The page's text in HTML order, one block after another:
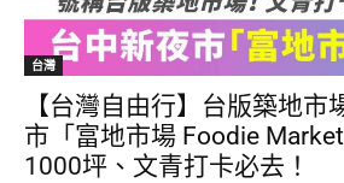
台灣
【台灣自由行】台版築地市
市「富地市場 Foodie
1000坪、文青打卡必去！